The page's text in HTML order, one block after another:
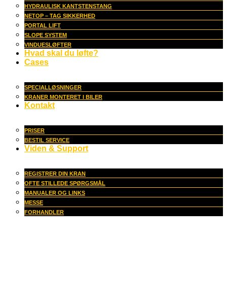
HYDRAULISK KANTSTENSTANG
NETOP – TAG SIKKERHED
PORTAL LIFT
SLOPE SYSTEM
VINDUESLØFTER
Hvad skal du løfte?
Cases
SPECIALLØSNINGER
KRANER MONTERET I BILER
Kontakt
PRISER
BESTIL SERVICE
Viden & Support
REGISTRER DIN KRAN
OFTE STILLEDE SPØRGSMÅL
MANUALER OG LINKS
MESSE
FORHANDLER